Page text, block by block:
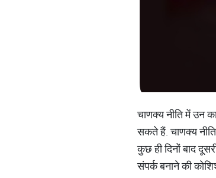
चाणक्य नीति में उन
सकते हैं. चाणक्य
कुछ ही दिनों बाद
संपर्क बनाने की